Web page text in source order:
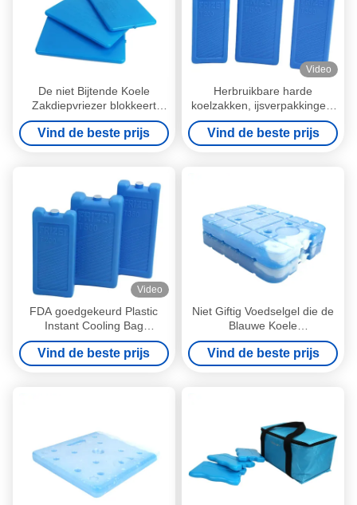
De niet Bijtende Koele
Zakdiepvriezer blokkeert
Langdurige Ijspakken voor
Lunchdozen
Vind de beste prijs
Video
Herbruikbare harde
koelzakken, ijsverpakkingen,
plastic gel, vriezerblokken
voor voedselopslag
Vind de beste prijs
Video
FDA goedgekeurd Plastic
Instant Cooling Bag
IJspakketten Vriesblokken
IJssteen 200ml
Vind de beste prijs
Niet Giftig Voedselgel die de
Blauwe Koele
Milieuvriendelijke Blokken
koelen van de
Doosdiepvriezer
Vind de beste prijs